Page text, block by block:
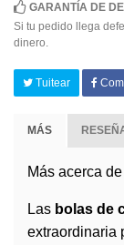
GARANTÍA DE
Si tu pedido llega
dinero.
Tuitear
MÁS
Más acerca
Las bolas de
extraordinaria